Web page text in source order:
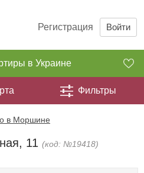
Регистрация Войти
в Украине
Фильтры
в Моршине
11 (код: №19418)